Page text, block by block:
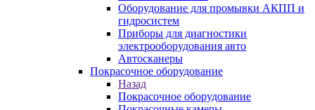
Оборудование для промывки АКПП и
гидросистем
Приборы для диагностики
электрооборудования авто
Автосканеры
Покрасочное оборудование
Назад
Покрасочное оборудование